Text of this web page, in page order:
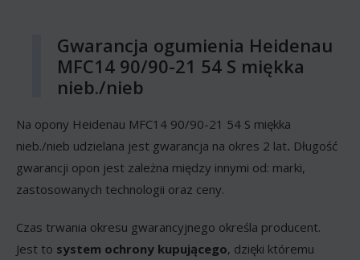
Gwarancja ogumienia Heidenau
MFC14 90/90-21 54 S miękka
nieb./nieb
Na opony Heidenau MFC14 90/90-21 54 S miękka
nieb./nieb udzielana jest gwarancja na okres 2 lat. Długość
gwarancji opon jest zależna między innymi od: marki,
zastosowanych technologii oraz ceny.
Czas trwania okresu gwarancyjnego określa producent.
Jest to system ochrony kupującego, dzięki któremu